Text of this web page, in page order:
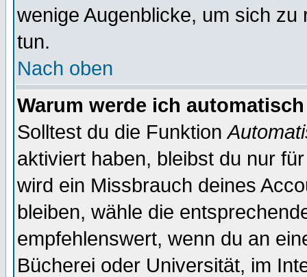
wenige Augenblicke, um sich
tun.
Nach oben
Warum werde ich
Solltest du die Funktion
aktiviert haben, bleibst du nur
wird ein Missbrauch deines
bleiben, wähle die
empfehlenswert, wenn du an
Bücherei oder Universität, im